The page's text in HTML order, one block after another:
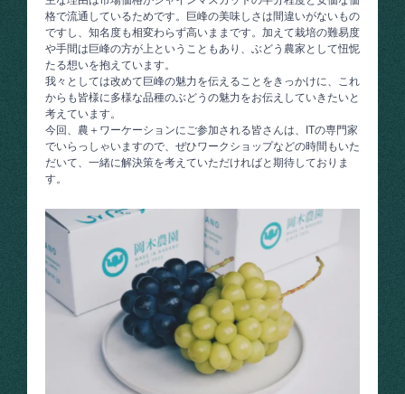
格で流通しているためです。巨峰の美味しさは間違いがないもの
ですし、知名度も相変わらず高いままです。加えて栽培の難易度
や手間は巨峰の方が上ということもあり、ぶどう農家として忸怩
たる想いを抱えています。
我々としては改めて巨峰の魅力を伝えることをきっかけに、これ
からも皆様に多様な品種のぶどうの魅力をお伝えしていきたいと
考えています。
今回、農＋ワーケーションにご参加される皆さんは、ITの専門家
でいらっしゃいますので、ぜひワークショップなどの時間もいた
だいて、一緒に解決策を考えていただければと期待しておりま
す。